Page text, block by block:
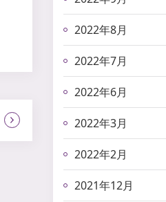
2022年8月
2022年7月
2022年6月
2022年3月
2022年2月
2021年12月